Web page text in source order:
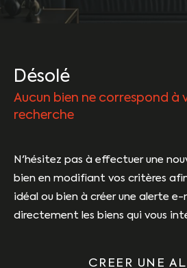
Désolé
Aucun bien ne correspond à
recherche
N'hésitez pas à effectuer une
bien en modifiant vos critères
idéal ou bien à créer une alerte
directement les biens qui vous
CREER UNE